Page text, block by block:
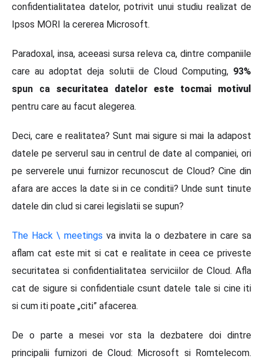
confidentialitatea datelor, potrivit unui studiu realizat de
Ipsos MORI la cererea Microsoft.
Paradoxal, insa, aceeasi sursa releva ca, dintre companiile
care au adoptat deja solutii de Cloud Computing, 93%
spun ca securitatea datelor este tocmai motivul
pentru care au facut alegerea.
Deci, care e realitatea? Sunt mai sigure si mai la adapost
datele pe serverul sau in centrul de date al companiei, ori
pe serverele unui furnizor recunoscut de Cloud? Cine din
afara are acces la date si in ce conditii? Unde sunt tinute
datele din clud si carei legislatii se supun?
The Hack \ meetings va invita la o dezbatere in care sa
aflam cat este mit si cat e realitate in ceea ce priveste
securitatea si confidentialitatea serviciilor de Cloud. Afla
cat de sigure si confidentiale csunt datele tale si cine iti
si cum iti poate „citi” afacerea.
De o parte a mesei vor sta la dezbatere doi dintre
principalii furnizori de Cloud: Microsoft si Romtelecom.